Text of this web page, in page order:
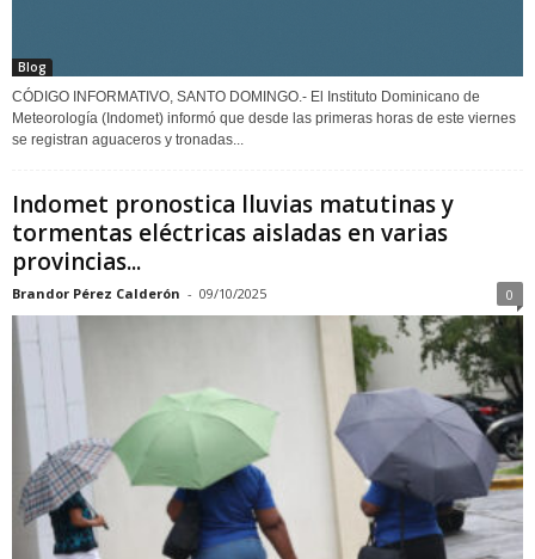
Blog
CÓDIGO INFORMATIVO, SANTO DOMINGO.- El Instituto Dominicano de
Meteorología (Indomet) informó que desde las primeras horas de este viernes
se registran aguaceros y tronadas...
Indomet pronostica lluvias matutinas y
tormentas eléctricas aisladas en varias
provincias...
Brandor Pérez Calderón - 09/10/2025 0